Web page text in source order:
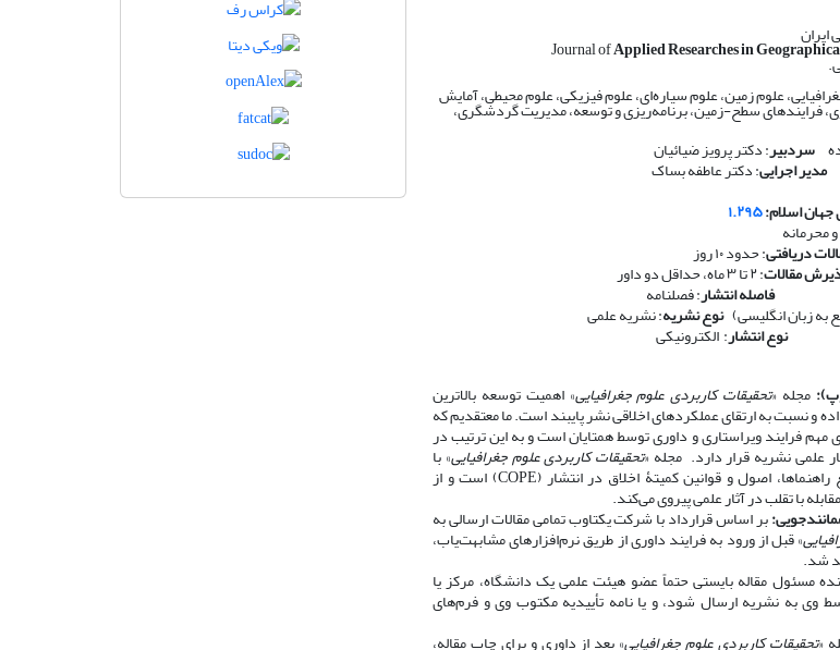
ایران
Applied Researches in
علوم زمین، علوم سیاره‌ای، علوم فیزیکی، علوم محیطی، آمایش
فرایندهای سطح-زمین، برنامه‌ریزی و توسعه، مدیریت گردشگری،
سردبیر: دکتر پرویز ضیائیان
مدیر اجرایی: دکتر عاطفه بساک
۱.۲۹۵
محرمانه
دریافتی: حدود ۱۰ روز
مقالات: ۲ تا ۳ ماه، حداقل دو داور
​​​​​​​فاصله انتشار: فصلنامه
به زبان انگلیسی) ​​​​​​​نوع نشریه: نشریه علمی
​​​​​​​نوع انتشار: الکترونیکی
مجله «تحقیقات کاربردی علوم جغرافیایی» اهمیت توسعه بالاترین
و نسبت به ارتقای عملکردهای اخلاقی نشر پایبند است. ما معتقدیم که
فرایند ویراستاری و داوری توسط همتایان است و به این ترتیب در
علمی نشریه قرار دارد. مجله «تحقیقات کاربردی علوم جغرافیایی» با
احترام به قوانین اخلاق نشر، تابع راهنماها، اصول و قوانین کمیتۀ اخلاق در انتشار (COPE) است و از
با تقلب در آثار علمی پیروی می‌کند.
بر اساس قرارداد با شرکت یکتاوب تمامی مقالات ارسالی به
» قبل از ورود به فرایند داوری از طریق نرم‌افزارهای مشابهت‌یاب،
شد.
مسئول مقاله بایستی حتماً عضو هیئت علمی یک دانشگاه، مرکز یا
وی به نشریه ارسال شود، و یا نامه تأییدیه مکتوب وی و فرم‌های
«تحقیقات کاربردی علوم جغرافیایی» بعد از داوری و برای چاپ مقاله،